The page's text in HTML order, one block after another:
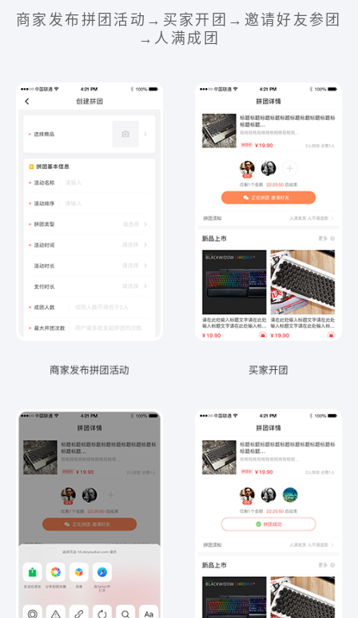
商家发布拼团活动→买家开团→邀请好友参团
→人满成团